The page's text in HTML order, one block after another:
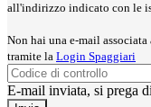
all'indirizzo indicato con le
Non hai una e-mail
tramite la Login Spaggiari
E-mail inviata, si prega